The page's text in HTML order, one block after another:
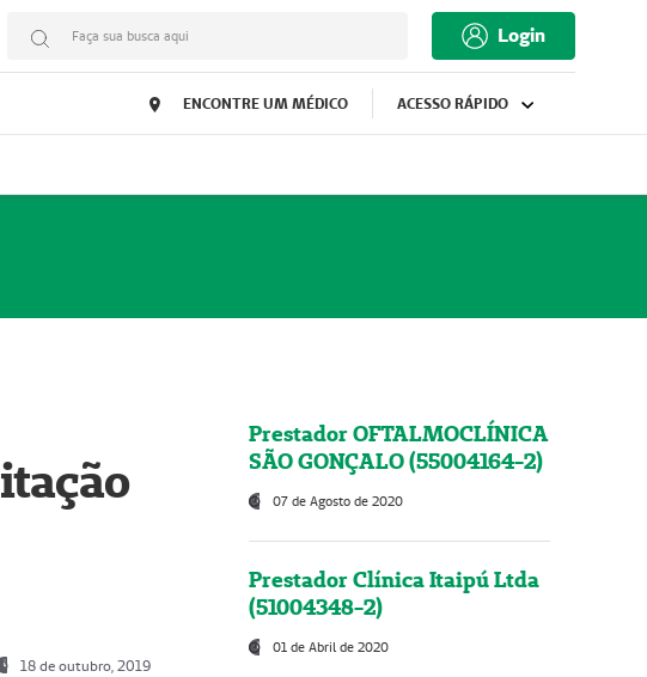
Faça sua busca aqui Login
ENCONTRE UM MÉDICO ACESSO RÁPIDO
18 de outubro, 2019
Prestador OFTALMOCLÍNICA
SÃO GONÇALO (55004164-2)
07 de Agosto de 2020
Prestador Clínica Itaipú Ltda
(51004348-2)
01 de Abril de 2020